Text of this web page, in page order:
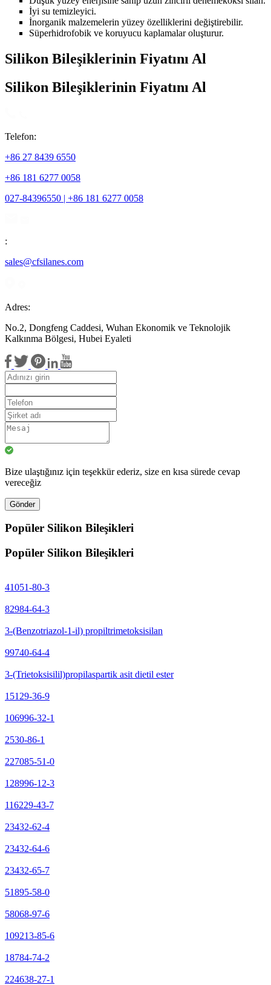
İyi su temizleyici.
İnorganik malzemelerin yüzey özelliklerini değiştirebilir.
Süperhidrofobik ve koruyucu kaplamalar oluşturur.
Silikon Bileşiklerinin Fiyatını Al
Silikon Bileşiklerinin Fiyatını Al
Telefon:
+86 27 8439 6550
+86 181 6277 0058
027-84396550 | +86 181 6277 0058
:
sales@cfsilanes.com
Adres:
No.2, Dongfeng Caddesi, Wuhan Ekonomik ve Teknolojik
Kalkınma Bölgesi, Hubei Eyaleti
Bize ulaştığınız için teşekkür ederiz, size en kısa sürede cevap
vereceğiz
Gönder
Popüler Silikon Bileşikleri
Popüler Silikon Bileşikleri
41051-80-3
82984-64-3
3-(Benzotriazol-1-il) propiltrimetoksisilan
99740-64-4
3-(Trietoksisilil)propilaspartik asit dietil ester
15129-36-9
106996-32-1
2530-86-1
227085-51-0
128996-12-3
116229-43-7
23432-62-4
23432-64-6
23432-65-7
51895-58-0
58068-97-6
109213-85-6
18784-74-2
224638-27-1